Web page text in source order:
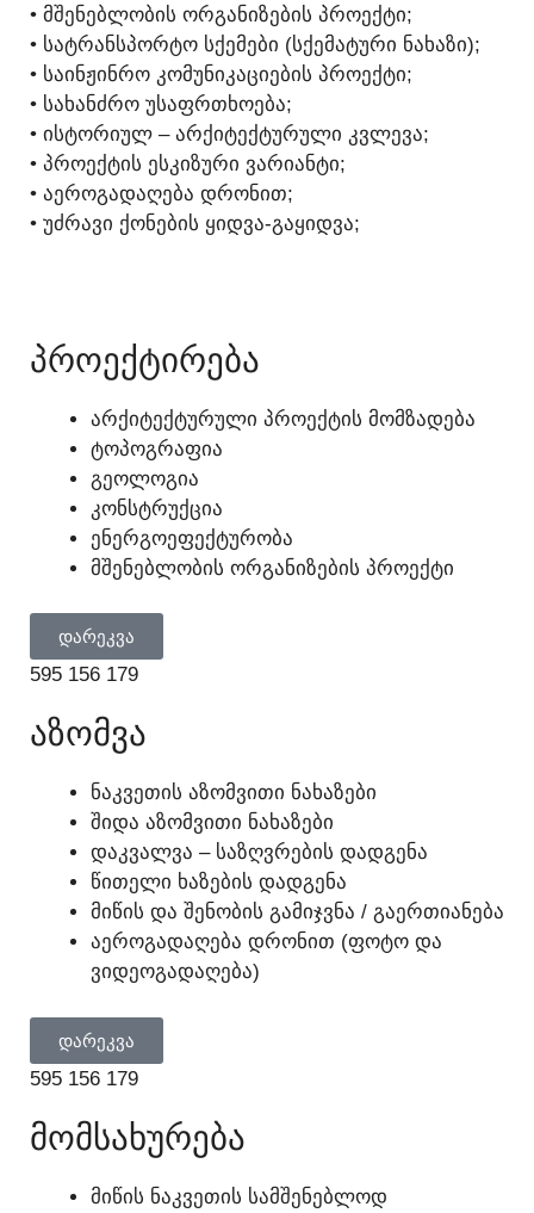
• ᲛᲨᲔᲜᲔᲑᲚᲝᲑᲘᲡ ᲝᲠᲒᲐᲜᲘᲖᲔᲑᲘᲡ ᲞᲠᲝᲔᲥᲢᲘ;
• ᲡᲐᲢᲠᲐᲜᲡᲞᲝᲠᲢᲝ ᲡᲥᲔᲛᲔᲑᲘ (ᲡᲥᲔᲛᲐᲢᲣᲠᲘ ᲜᲐᲮᲐᲖᲘ);
• ᲡᲐᲘᲜᲟᲘᲜᲠᲝ ᲙᲝᲛᲣᲜᲘᲙᲐᲪᲘᲔᲑᲘᲡ ᲞᲠᲝᲔᲥᲢᲘ;
• ᲡᲐᲮᲐᲜᲫᲠᲝ ᲣᲡᲐᲤᲠᲗᲮᲝᲔᲑᲐ;
• ᲘᲡᲢᲝᲠᲘᲣᲚ – ᲐᲠᲥᲘᲢᲔᲥᲢᲣᲠᲣᲚᲘ ᲙᲕᲚᲔᲕᲐ;
• ᲞᲠᲝᲔᲥᲢᲘᲡ ᲔᲡᲙᲘᲖᲣᲠᲘ ᲕᲐᲠᲘᲐᲜᲢᲘ;
• ᲐᲔᲠᲝᲒᲐᲓᲐᲦᲔᲑᲐ ᲓᲠᲝᲜᲘᲗ;
• ᲣᲫᲠᲐᲕᲘ ᲥᲝᲜᲔᲑᲘᲡ ᲧᲘᲓᲕᲐ-ᲒᲐᲧᲘᲓᲕᲐ;
ᲞᲠᲝᲔᲥᲢᲘᲠᲔᲑᲐ
ᲐᲠᲥᲘᲢᲔᲥᲢᲣᲠᲣᲚᲘ ᲞᲠᲝᲔᲥᲢᲘᲡ ᲛᲝᲛᲖᲐᲓᲔᲑᲐ
ᲢᲝᲞᲝᲒᲠᲐᲤᲘᲐ
ᲒᲔᲝᲚᲝᲒᲘᲐ
ᲙᲝᲜᲡᲢᲠᲣᲥᲪᲘᲐ
ᲔᲜᲔᲠᲒᲝᲔᲤᲔᲥᲢᲣᲠᲝᲑᲐ
ᲛᲨᲔᲜᲔᲑᲚᲝᲑᲘᲡ ᲝᲠᲒᲐᲜᲘᲖᲔᲑᲘᲡ ᲞᲠᲝᲔᲥᲢᲘ
ᲓᲐᲠᲔᲙᲕᲐ
595 156 179
ᲐᲖᲝᲛᲕᲐ
ᲜᲐᲙᲕᲔᲗᲘᲡ ᲐᲖᲝᲛᲕᲘᲗᲘ ᲜᲐᲮᲐᲖᲔᲑᲘ
ᲨᲘᲓᲐ ᲐᲖᲝᲛᲕᲘᲗᲘ ᲜᲐᲮᲐᲖᲔᲑᲘ
ᲓᲐᲙᲕᲐᲚᲕᲐ – ᲡᲐᲖᲦᲕᲠᲔᲑᲘᲡ ᲓᲐᲓᲒᲔᲜᲐ
ᲬᲘᲗᲔᲚᲘ ᲮᲐᲖᲔᲑᲘᲡ ᲓᲐᲓᲒᲔᲜᲐ
ᲛᲘᲬᲘᲡ ᲓᲐ ᲨᲔᲜᲝᲑᲘᲡ ᲒᲐᲛᲘᲯᲕᲜᲐ / ᲒᲐᲔᲠᲗᲘᲐᲜᲔᲑᲐ
ᲐᲔᲠᲝᲒᲐᲓᲐᲦᲔᲑᲐ ᲓᲠᲝᲜᲘᲗ (ᲤᲝᲢᲝ ᲓᲐ
ᲕᲘᲓᲔᲝᲒᲐᲓᲐᲦᲔᲑᲐ)
ᲓᲐᲠᲔᲙᲕᲐ
595 156 179
ᲛᲝᲛᲡᲐᲮᲣᲠᲔᲑᲐ
ᲛᲘᲬᲘᲡ ᲜᲐᲙᲕᲔᲗᲘᲡ ᲡᲐᲛᲨᲔᲜᲔᲑᲚᲝᲓ